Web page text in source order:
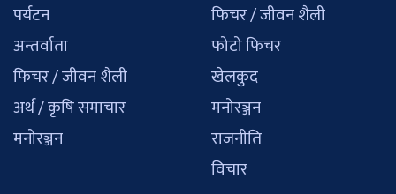
पर्यटन
अन्तर्वाता
फिचर / जीवन शैली
अर्थ / कृषि समाचार
मनोरञ्जन
फिचर / जीवन शैली
फोटो फिचर
खेलकुद
मनोरञ्जन
राजनीति
विचार